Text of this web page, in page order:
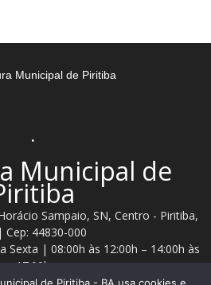
.
Municipal de
Sampaio, SN, Centro - Piritiba,
Cep: 44830-000
Sexta | 08:00h às 12:00h – 14:00h às
17:00h